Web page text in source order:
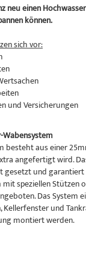
neu einen
können.
sich vor:
und Versicherungen
besteht aus einer
angefertigt wird.
und garantiert
speziellen Stützen
Das System
und
montiert werden.